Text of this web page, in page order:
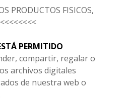
PRODUCTOS FISICOS,
PERMITIDO
compartir, regalar o
archivos digitales
de nuestra web o